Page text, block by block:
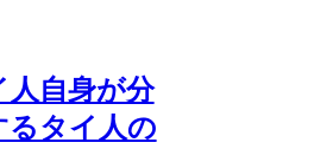
人自身が分
るタイ人の